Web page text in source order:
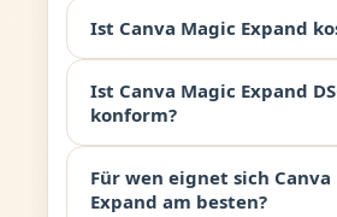
Ist Canva Magic Expand
Ist Canva Magic Expand
konform?
Für wen eignet sich Canva
Expand am besten?